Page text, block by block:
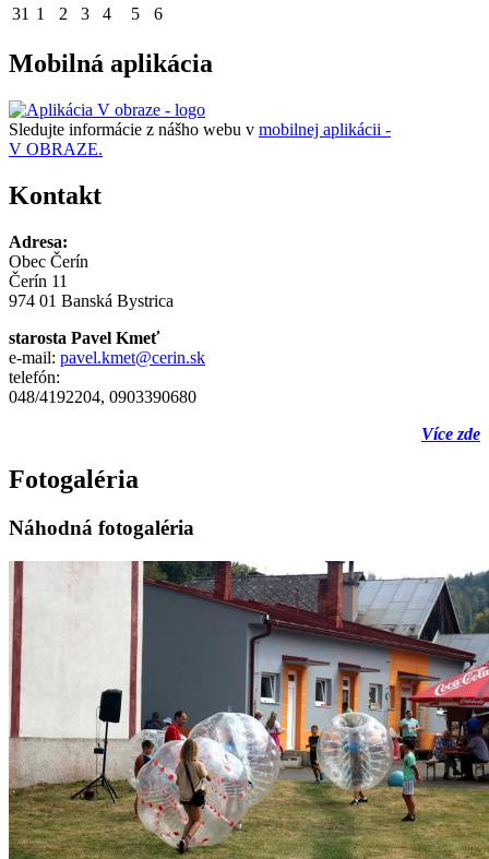
31 1 2 3 4 5 6
Mobilná aplikácia
Sledujte informácie z nášho webu v mobilnej aplikácii -
V OBRAZE.
Kontakt
Adresa:
Obec Čerín
Čerín 11
974 01 Banská Bystrica
starosta Pavel Kmeť
e-mail: pavel.kmet@cerin.sk
telefón:
048/4192204, 0903390680
Více zde
Fotogaléria
Náhodná fotogaléria